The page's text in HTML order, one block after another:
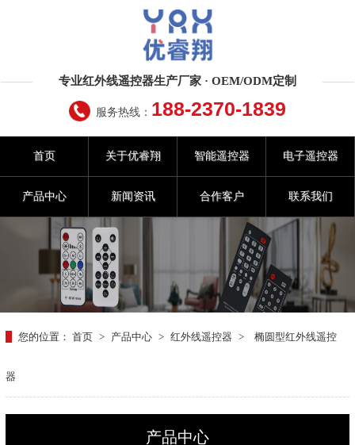
专业红外线遥控器生产厂家 · OEM/ODM定制
服务热线： 188-2370-1839
首页 关于优睿翔 智能遥控器 电子遥控器
产品中心 新闻资讯 合作客户 联系我们
您的位置： 首页 > 产品中心 > 红外线遥控器 > 椭圆型红外线遥控
器
产品中心